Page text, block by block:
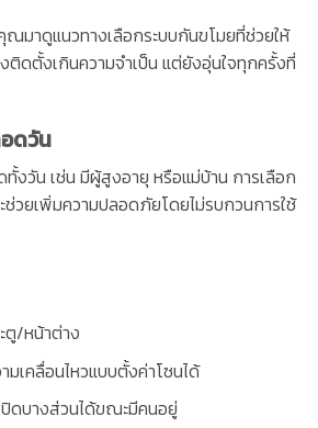
ณมาดูแนวทางเลือกระบบกันขโมยที่ช่วยให้
ดตั้งเกินความจำเป็น แต่ยังอุ่นใจทุกครั้งที่
ดวัน
วัน เช่น มีผู้สูงอายุ หรือแม่บ้าน การเลือก
ช่วยเพิ่มความปลอดภัยโดยไม่รบกวนการใช้
ตู/หน้าต่าง
มเคลื่อนไหวแบบตั้งค่าโซนได้
ดบางส่วนได้ขณะมีคนอยู่